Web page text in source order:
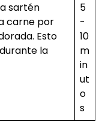
sartén
carne por
Esto
la
5
-
10
m
in
ut
o
s